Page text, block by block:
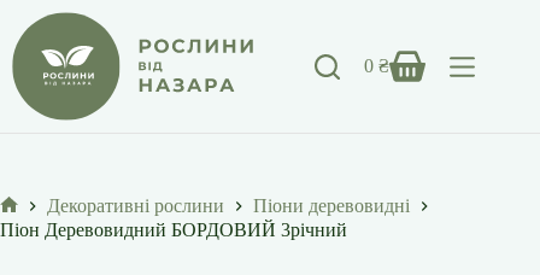
Перейти
вмісту
Кошик
0₴
Головна
Декоративні рослини
Піони деревовидні
Піон Деревовидний БОРДОВИЙ 3річний